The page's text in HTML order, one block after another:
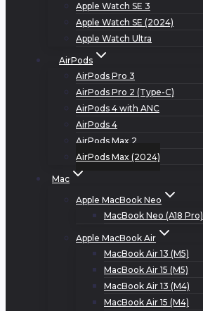
Apple Watch SE 3
Apple Watch SE (2024)
Apple Watch Ultra
AirPods
AirPods Pro 3
AirPods Pro 2 (Type-C)
AirPods 4 with ANC
AirPods 4
AirPods Max 2
AirPods Max (2024)
Mac
Apple MacBook Neo
MacBook Neo (A18 Pro)
Apple MacBook Air
MacBook Air 13 (M5)
MacBook Air 15 (M5)
MacBook Air 13 (M4)
MacBook Air 15 (M4)